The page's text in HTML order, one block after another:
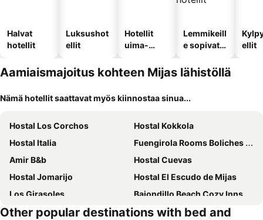
Halvat
hotellit
Luksushot
ellit
Hotellit
uima-
Lemmikeill
e sopivat
ellit
Aamiaismajoitus kohteen Mijas lähistöllä
Nämä hotellit saattavat myös kiinnostaa sinua...
Hostal Los Corchos
Hostal Kokkola
Hostal Italia
Fuengirola Rooms Boliches Beach
Amir B&b
Hostal Cuevas
Hostal Jomarijo
Hostal El Escudo de Mijas
Los Girasoles
Bajondillo Beach Cozy Inns
Click & Room
VILLA BONITA
Other popular destinations with bed and